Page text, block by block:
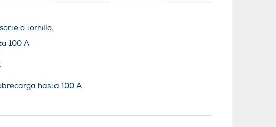
o tornillo.
100 A
hasta 100 A